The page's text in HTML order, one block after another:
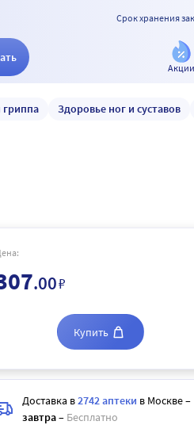
Срок хранения
Акции
Здоровье ног и суставов
.00₽
Купить
Доставка в2742 аптеки в Москве–
завтра– Бесплатно